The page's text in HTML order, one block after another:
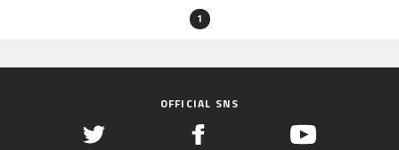
1
OFFICIAL SNS